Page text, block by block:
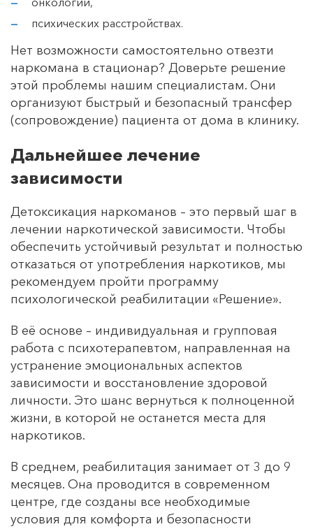
психических расстройствах.
Нет возможности самостоятельно отвезти
наркомана в стационар? Доверьте решение
этой проблемы нашим специалистам. Они
организуют быстрый и безопасный трансфер
(сопровождение) пациента от дома в клинику.
Дальнейшее лечение
зависимости
Детоксикация наркоманов – это первый шаг в
лечении наркотической зависимости. Чтобы
обеспечить устойчивый результат и полностью
отказаться от употребления наркотиков, мы
рекомендуем пройти программу
психологической реабилитации «Решение».
В её основе – индивидуальная и групповая
работа с психотерапевтом, направленная на
устранение эмоциональных аспектов
зависимости и восстановление здоровой
личности. Это шанс вернуться к полноценной
жизни, в которой не останется места для
наркотиков.
В среднем, реабилитация занимает от 3 до 9
месяцев. Она проводится в современном
центре, где созданы все необходимые
условия для комфорта и безопасности